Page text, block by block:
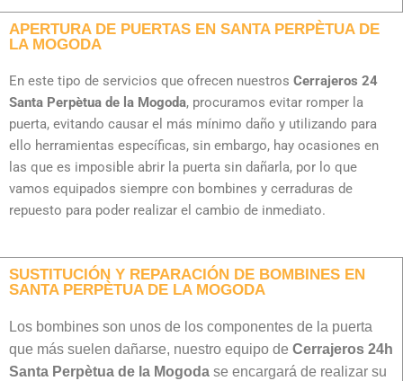
APERTURA DE PUERTAS EN SANTA PERPÈTUA DE
LA MOGODA
En este tipo de servicios que ofrecen nuestros Cerrajeros 24
Santa Perpètua de la Mogoda, procuramos evitar romper la
puerta, evitando causar el más mínimo daño y utilizando para
ello herramientas específicas, sin embargo, hay ocasiones en
las que es imposible abrir la puerta sin dañarla, por lo que
vamos equipados siempre con bombines y cerraduras de
repuesto para poder realizar el cambio de inmediato.
SUSTITUCIÓN Y REPARACIÓN DE BOMBINES EN
SANTA PERPÈTUA DE LA MOGODA
Los bombines son unos de los componentes de la puerta
que más suelen dañarse, nuestro equipo de Cerrajeros 24h
Santa Perpètua de la Mogoda se encargará de realizar su